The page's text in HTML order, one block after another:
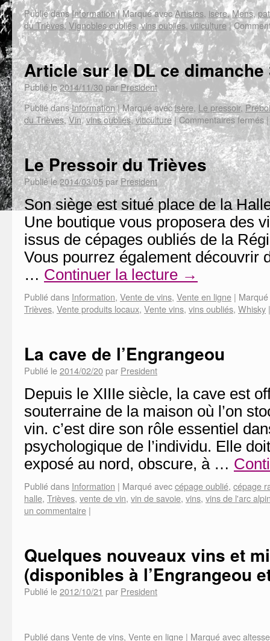
Publié dans Information|Marqué avecArtistes, isère,Mens,
du Trièves,Vignobles oubliés,vins oubliés, viticulture|
Article sur le DL ce dimanche
Publié le2014/11/30 parPresident
Publié dansInformation| Marqué avecisère, Le pressoir,
du Trièves,Vin,vins oubliés,viticulture|Commentaires fermés |
Le Pressoir du Trièves
Publié le2014/03/05parPresident
Son siège est situé place de la
Une boutique vous proposera des
issus de cépages oubliés de la
Vous pourrez également découvrir
… Continuer la lecture →
Publié dans Information, Vente de vins, Vente en ligne |
Trièves, Vente produits locaux, Vente vins, vins oubliés, Whisky |
La cave de l’Engrangeou
Publié le2014/02/20par President
Depuis le XIIIe siècle, la cave est
souterraine de la maison où l’on
vin. c’est dire son rôle essentiel
psychologique de l’individu. Elle
exposé au nord, obscure, à …
Publié dans Information | Marqué aveccépage oublié, cépage
halle, Trièves, vente de vin, vin de savoie, vins, vins de l'arc
un commentaire |
Quelques nouveaux vins et
(disponibles à l’Engrangeou
Publié le2012/10/21 par President
Publié dansVente de vins, Vente en ligne | Marqué avec